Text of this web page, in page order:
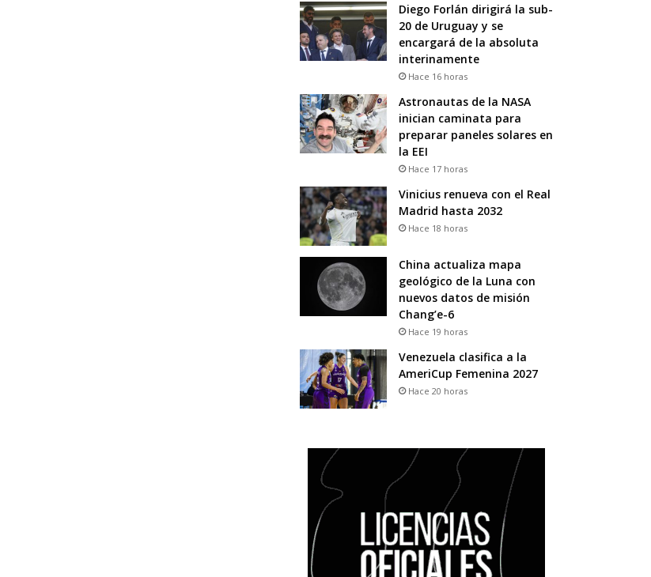
Diego Forlán dirigirá la sub-
20 de Uruguay y se
encargará de la absoluta
interinamente
Hace 16 horas
Astronautas de la NASA
inician caminata para
preparar paneles solares en
la EEI
Hace 17 horas
Vinicius renueva con el Real
Madrid hasta 2032
Hace 18 horas
China actualiza mapa
geológico de la Luna con
nuevos datos de misión
Chang’e-6
Hace 19 horas
Venezuela clasifica a la
AmeriCup Femenina 2027
Hace 20 horas